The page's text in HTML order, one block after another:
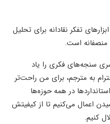
تفکر نقادانه برای تحلیل
منصفانه است.
سنجه‌های فکری را یاد
به مترجم، برای من راحت‌تر
در همه حوزه‌ها
اعمال می‌کنیم تا از کیفیتش
کنیم.